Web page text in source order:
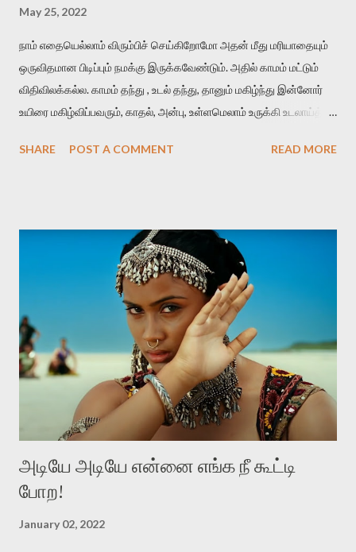
May 25, 2022
நாம் எதையெல்லாம் விரும்பிச் செய்கிறோமோ அதன் மீது மரியாதையும்
ஒருவிதமான பிடிப்பும் நமக்கு இருக்கவேண்டும். அதில் காமம் மட்டும்
விதிவிலக்கல்ல. காமம் தந்து , உடல் தந்து, தானும் மகிழ்ந்து இன்னோர்
உயிரை மகிழ்விப்பவரும், காதல், அன்பு, உள்ளமெலாம் உருக்கி உடலாய்த்
மதிக்கப்பட வேண்டியவர்கள். அவர்கள் ஆணாய் இருந்தாலும்,
விஸ்தாரமான அறிவினாலும், நடத்தையினாலும், வார்த்தையினாலும்
உள்ளுக்குள்ளே நிகழும் மாற்றத்தினாலும் எழவேண்டும். கங்குபாய்
என்கிற இந்தப் படம், விலைமாதர்களின் வாழ்வியலைப் பேசுகிறது.
விலைமாதர்கள் வெவ்வேறு தரத்தில் இருக்கிறார்கள். ஒவ்வொரு
பெறுமதிக்கு ஏற்றபடி ஒவ்வொரு தரத்தில் இருக்கிறார்கள். நன்கு படித்து
வேலைபார்க்கும் விலைமாதர்களும் இருக்கிறார்கள். பகுதியாய்
விலைமாதராக இருப்பவர்களும் இருக்கிறார்கள். இப்போதும் அப்போதும்,
விலைமாதர்கள் வெவ்வேறு தரத்தில் இருந்தா...
SHARE POST A COMMENT READ MORE
அடியே அடியே என்னை எங்க நீ கூட்டி
போற!
January 02, 2022